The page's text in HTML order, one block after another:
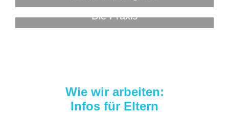
Die Praxis
Wie wir arbeiten:
Infos für Eltern